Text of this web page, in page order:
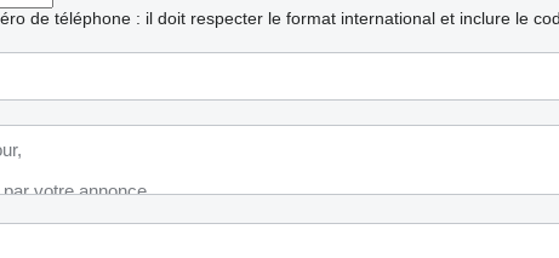
de téléphone : il doit respecter le format international et inclure le